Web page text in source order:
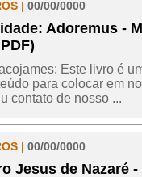
| 00/00/0000
Adoremus -
Este livro é
para colocar em
contato de nosso ...
| 00/00/0000
Jesus de Nazaré